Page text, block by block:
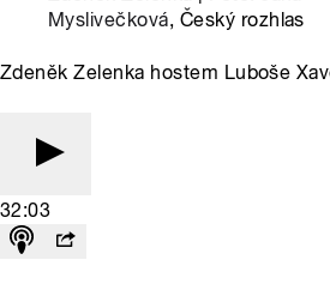
Myslivečková, Český rozhlas
Zdeněk Zelenka hostem Luboše
32:03